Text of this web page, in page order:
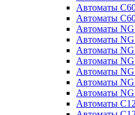
Автоматы
Автоматы
Автоматы
Автоматы
Автоматы
Автоматы
Автоматы
Автоматы
Автоматы
Автоматы